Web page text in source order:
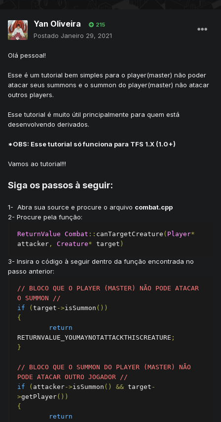
Yan Oliveira 215
Postado Janeiro 29, 2021
Olá pessoal!
Esse é um tutorial bem simples para o player(master) não poder
atacar seus summons e o summon do player(master) não atacar
outros players.
Esse tutorial é muito útil principalmente para quem está
desenvolvendo derivados.
*OBS: Esse tutorial só funciona para TFS 1.X (1.0+)
Vamos ao tutorial!!!
Siga os passos à seguir:
1- Abra sua source e procure o arquivo combat.cpp
2- Procure pela função:
ReturnValue Combat :: canTargetCreature ( Player*
attacker , Creature* target )
3- Insira o código à seguir dentro da função encontrada no
passo anterior:
// BLOCO QUE O PLAYER (MASTER) NÃO PODE ATACAR
O SUMMON //
if
( target ->isSummon ())
{
return
RETURNVALUE_YOUMAYNOTATTACKTHISCREATURE ;
}
// BLOCO QUE O SUMMON DO PLAYER (MASTER) NÃO
PODE ATACAR OUTRO JOGADOR //
if
( attacker->isSummon () && target -
>getPlayer())
{
return